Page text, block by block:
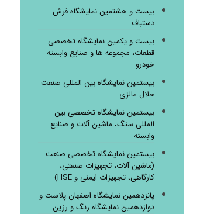
بیست و هشتمین نمایشگاه فرش
دستباف
بیست و یکمین نمایشگاه تخصصی
قطعات، مجموعه ها و صنایع وابسته
خودرو
بیستمین نمایشگاه بین المللی صنعت
حلال مالزی.
بیستمین نمایشگاه تخصصی بین
المللی سنگ، ماشین آلات و صنایع
وابسته
بیستمین نمایشگاه تخصصی صنعت
(ماشین آلات، تجهیزات صنعتی،
کارگاهی، تجهیزات ایمنی و HSE)
پانزدهمین نمایشگاه اصفهان پلاست و
دوازدهمین نمایشگاه رنگ و رزین